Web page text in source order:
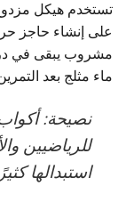
تستخدم هيكل
على إنشاء حاجز
مشروب يبقى في
ماء مثلج بعد
نصيحة: أكواب
للرياضيين
استبدالها